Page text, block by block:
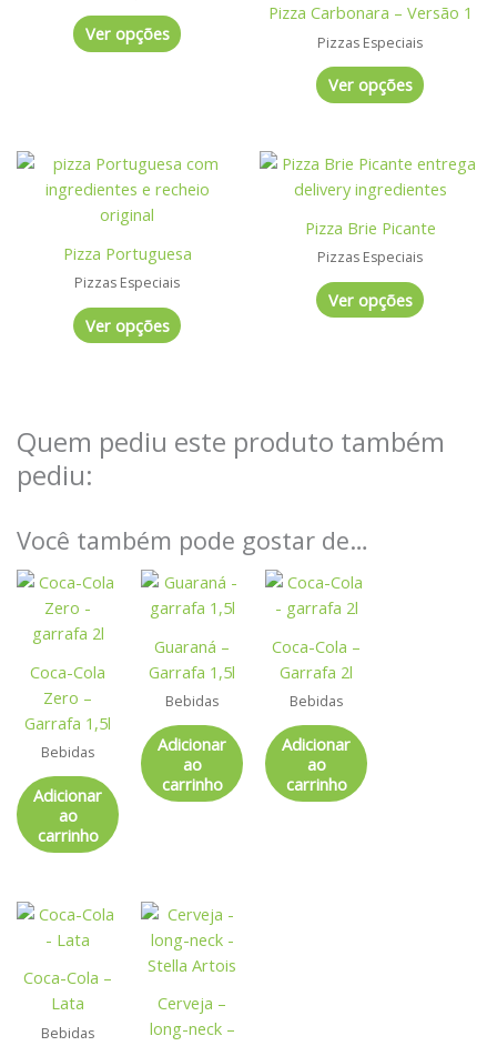
Ver opções
variantes.
As
na
página
do
produto
Pizza Carbonara – Versão 1
Pizzas Especiais
Ver opções
variantes.
As
opções
podem
na
página
do
produto
Pizza Portuguesa
Pizzas Especiais
Ver opções
Este
produto
tem
variantes.
As
opções
podem
página
Pizza Brie Picante
Pizzas Especiais
Ver opções
Este
produto
várias
variantes.
opções
página
Quem pediu este produto também
pediu:
Você também pode gostar de…
Coca-Cola
Zero –
Garrafa 1,5l
Bebidas
Adicionar
ao
carrinho
Guaraná –
Garrafa 1,5l
Bebidas
Adicionar
ao
carrinho
Coca-Cola –
Garrafa 2l
Bebidas
Adicionar
ao
carrinho
Coca-Cola –
Lata
Bebidas
Cerveja –
long-neck –